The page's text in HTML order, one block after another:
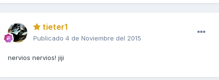
tieter1
Publicado 4 de Noviembre del 2015
nervios nervios! jiji